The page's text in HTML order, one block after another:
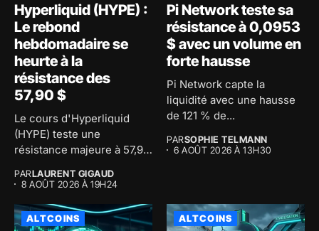
Hyperliquid (HYPE) :
Le rebond
hebdomadaire se
heurte à la
résistance des
57,90 $
Le cours d'Hyperliquid
(HYPE) teste une
résistance majeure à 57,91
PARLAURENT GIGAUD
8 AOÛT 2026 À 19H24
Pi Network teste sa
résistance à 0,0953
$ avec un volume en
forte hausse
Pi Network capte la
liquidité avec une hausse
de 121 % de...
PARSOPHIE TELMANN
6 AOÛT 2026 À 13H30
ALTCOINS ALTCOINS